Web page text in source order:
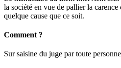
la société en vue de pallier la
quelque cause que ce soit.
Comment ?
Sur saisine du juge par toute